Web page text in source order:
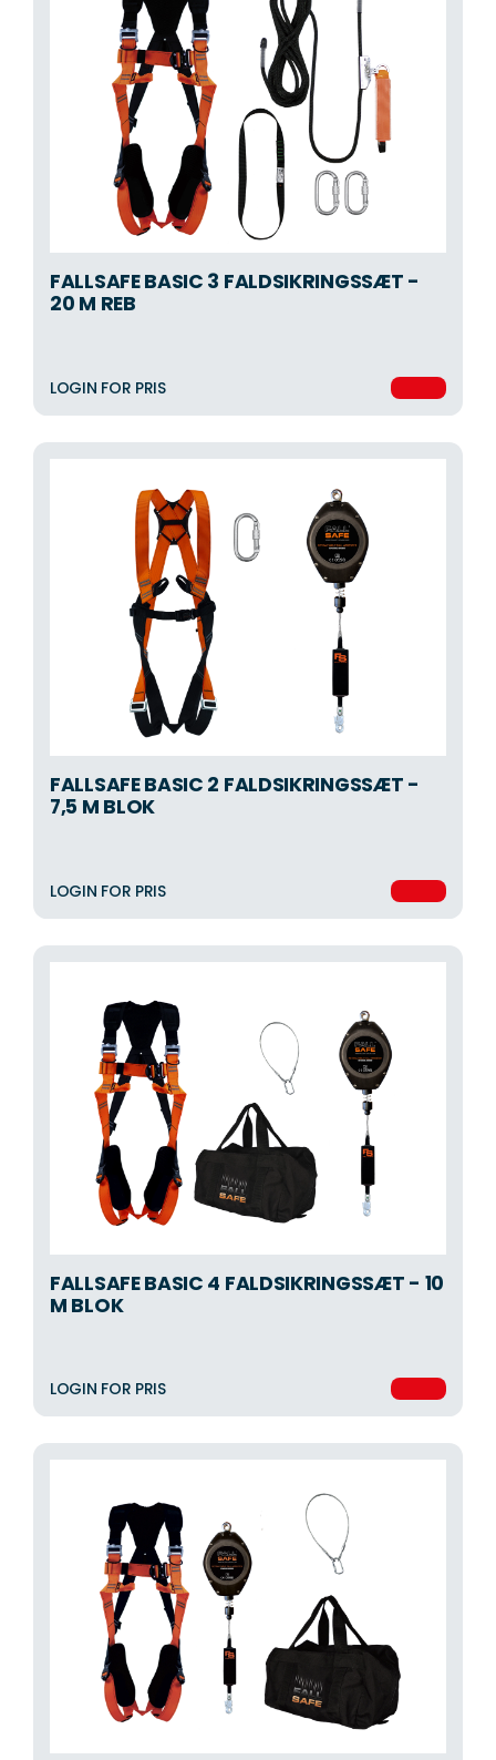
FALLSAFE BASIC 3 FALDSIKRINGSSÆT -
20 M REB
LOGIN FOR PRIS
FALLSAFE BASIC 2 FALDSIKRINGSSÆT -
7,5 M BLOK
LOGIN FOR PRIS
FALLSAFE BASIC 4 FALDSIKRINGSSÆT - 10
M BLOK
LOGIN FOR PRIS